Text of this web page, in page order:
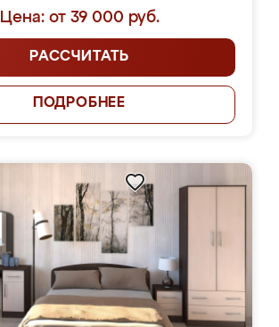
Цена: от 39 000 руб.
РАССЧИТАТЬ
ПОДРОБНЕЕ